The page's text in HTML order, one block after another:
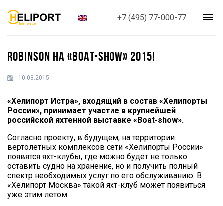
+7 (495) 77-000-77
ROBINSON НА «BOAT-SHOW» 2015!
10.03.2015
«Хелипорт Истра», входящий в состав «Хелипорты
России», принимает участие в крупнейшей
российской яхтенной выставке «Boat-show».
Согласно проекту, в будущем, на территории
вертолетных комплексов сети «Хелипорты России»
появятся яхт-клубы, где можно будет не только
оставить судно на хранение, но и получить полный
спектр необходимых услуг по его обслуживанию. В
«Хелипорт Москва» такой яхт-клуб может появиться
уже этим летом.